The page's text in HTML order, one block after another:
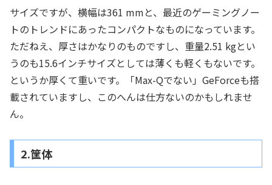
サイズですが、横幅は361 mmと、最近のゲーミングノー
トのトレンドにあったコンパクトなものになっています。
ただねえ、厚さはかなりのものですし、重量2.51 kgとい
うのも15.6インチサイズとしては薄くも軽くもないです。
というか厚くて重いです。「Max-Qでない」GeForceも搭
載されていますし、このへんは仕方ないのかもしれませ
ん。
2.筐体